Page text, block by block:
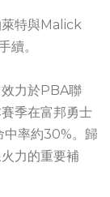
萊特與Malick
續。
力於PBA聯
季在富邦勇士
中率約30%。歸
力的重要補